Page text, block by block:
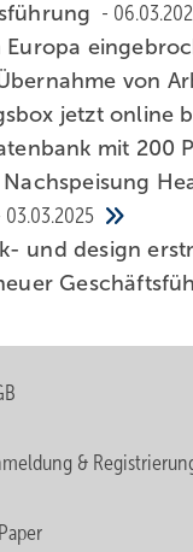
Europa
von
jetzt online
mit 200
03.03.2025
und de­sign
&